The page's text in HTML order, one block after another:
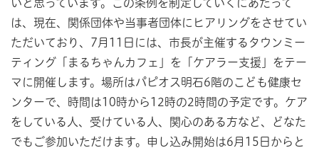
いと思っています。この条例を制定していくにあたって
は、現在、関係団体や当事者団体にヒアリングをさせてい
ただいており、7月11日には、市長が主催するタウンミー
ティング「まるちゃんカフェ」を「ケアラー支援」をテー
マに開催します。場所はパピオス明石6階のこども健康セ
ンターで、時間は10時から12時の2時間の予定です。ケア
をしている人、受けている人、関心のある方など、どなた
でもご参加いただけます。申し込み開始は6月15日からと